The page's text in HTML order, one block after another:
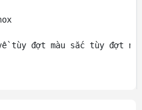
tùy đợt màu sắc tùy đợt